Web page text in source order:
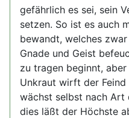
gefährlich es sei, sein
setzen. So ist es auch
bewandt, welches
Gnade und Geist
zu tragen beginnt,
Unkraut wirft der
wächst selbst nach Art
dies läßt der Höchste